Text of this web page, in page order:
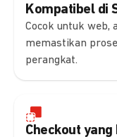
Kompatibel di
Cocok untuk web,
memastikan
perangkat.
Checkout yang